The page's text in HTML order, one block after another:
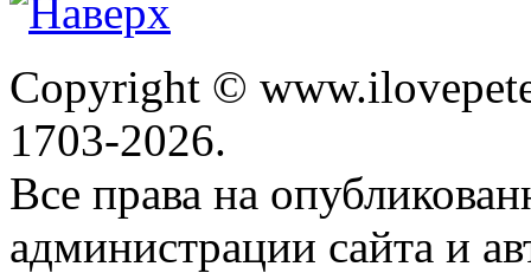
Copyright ©
1703-2026.
Все права на
администрации сайта и